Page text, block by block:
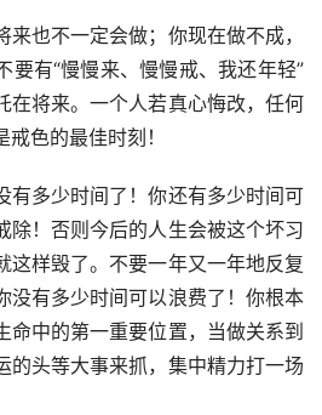
也不一定会做；你现在做不成，
要有“慢慢来、慢慢戒、我还年轻”
在将来。一个人若真心悔改，任何
色的最佳时刻！
有多少时间了！你还有多少时间可
除！否则今后的人生会被这个坏习
这样毁了。不要一年又一年地反复
没有多少时间可以浪费了！你根本
命中的第一重要位置，当做关系到
的头等大事来抓，集中精力打一场